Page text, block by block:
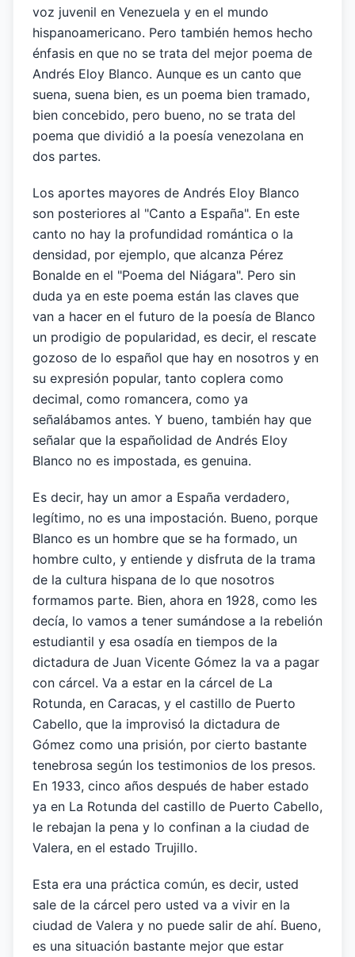
voz juvenil en Venezuela y en el mundo
hispanoamericano. Pero también hemos hecho
énfasis en que no se trata del mejor poema de
Andrés Eloy Blanco. Aunque es un canto que
suena, suena bien, es un poema bien tramado,
bien concebido, pero bueno, no se trata del
poema que dividió a la poesía venezolana en
dos partes.
Los aportes mayores de Andrés Eloy Blanco
son posteriores al "Canto a España". En este
canto no hay la profundidad romántica o la
densidad, por ejemplo, que alcanza Pérez
Bonalde en el "Poema del Niágara". Pero sin
duda ya en este poema están las claves que
van a hacer en el futuro de la poesía de Blanco
un prodigio de popularidad, es decir, el rescate
gozoso de lo español que hay en nosotros y en
su expresión popular, tanto coplera como
decimal, como romancera, como ya
señalábamos antes. Y bueno, también hay que
señalar que la españolidad de Andrés Eloy
Blanco no es impostada, es genuina.
Es decir, hay un amor a España verdadero,
legítimo, no es una impostación. Bueno, porque
Blanco es un hombre que se ha formado, un
hombre culto, y entiende y disfruta de la trama
de la cultura hispana de lo que nosotros
formamos parte. Bien, ahora en 1928, como les
decía, lo vamos a tener sumándose a la rebelión
estudiantil y esa osadía en tiempos de la
dictadura de Juan Vicente Gómez la va a pagar
con cárcel. Va a estar en la cárcel de La
Rotunda, en Caracas, y el castillo de Puerto
Cabello, que la improvisó la dictadura de
Gómez como una prisión, por cierto bastante
tenebrosa según los testimonios de los presos.
En 1933, cinco años después de haber estado
ya en La Rotunda del castillo de Puerto Cabello,
le rebajan la pena y lo confinan a la ciudad de
Valera, en el estado Trujillo.
Esta era una práctica común, es decir, usted
sale de la cárcel pero usted va a vivir en la
ciudad de Valera y no puede salir de ahí. Bueno,
es una situación bastante mejor que estar